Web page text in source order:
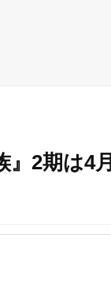
2期は4月